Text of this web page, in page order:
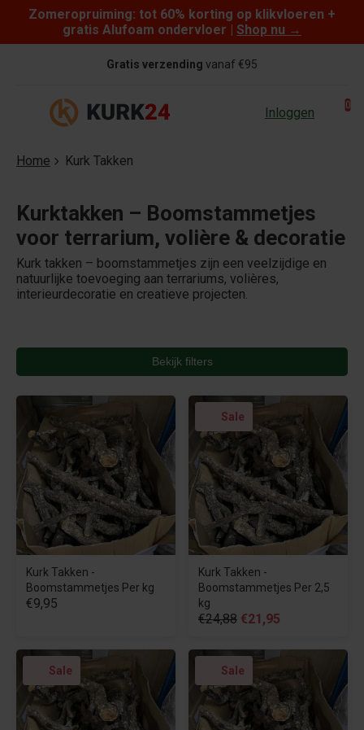
Skip to content
Zomeropruiming: tot 60% korting op klikvloeren +
gratis Alufoam ondervloer | Shop nu →
Gratis verzending vanaf €95
Inloggen 0
Home Kurk Takken
Kurktakken – Boomstammetjes
voor terrarium, volière & decoratie
Kurk takken – boomstammetjes zijn een veelzijdige en
natuurlijke toevoeging aan terrariums, volières,
interieurdecoratie en creatieve projecten.
Bekijk filters
Kurk Takken -
Boomstammetjes Per kg
€9,95
Sale
Kurk Takken -
Boomstammetjes Per 2,5
kg
€24,88 €21,95
Sale Sale